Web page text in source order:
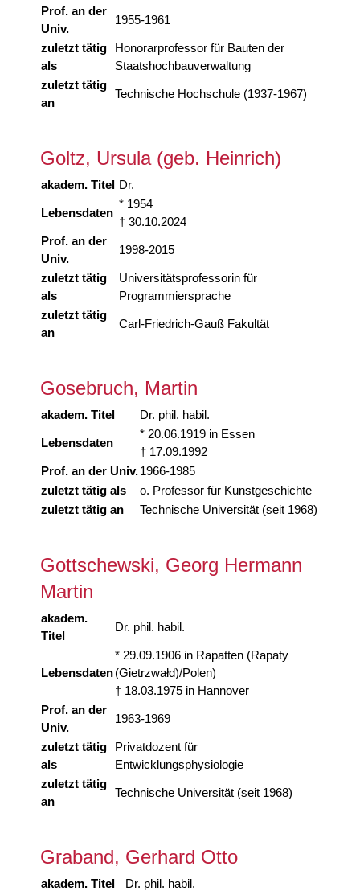
Prof. an der
Univ.
1955-1961
zuletzt tätig
als
Honorarprofessor für Bauten der
Staatshochbauverwaltung
zuletzt tätig
an
Technische Hochschule (1937-1967)
Goltz, Ursula (geb. Heinrich)
akadem. Titel Dr.
Lebensdaten
* 1954
† 30.10.2024
Prof. an der
Univ.
1998-2015
zuletzt tätig
als
Universitätsprofessorin für
Programmiersprache
zuletzt tätig
an
Carl-Friedrich-Gauß Fakultät
Gosebruch, Martin
akadem. Titel Dr. phil. habil.
Lebensdaten
* 20.06.1919 in Essen
† 17.09.1992
Prof. an der Univ.1966-1985
zuletzt tätig als
o. Professor für Kunstgeschichte
zuletzt tätig an
Technische Universität (seit 1968)
Gottschewski, Georg Hermann
Martin
akadem.
Titel
Dr. phil. habil.
Lebensdaten
* 29.09.1906 in Rapatten (Rapaty
(Gietrzwałd)/Polen)
† 18.03.1975 in Hannover
Prof. an der
Univ.
1963-1969
zuletzt tätig
als
Privatdozent für
Entwicklungsphysiologie
zuletzt tätig
an
Technische Universität (seit 1968)
Graband, Gerhard Otto
akadem. Titel Dr. phil. habil.